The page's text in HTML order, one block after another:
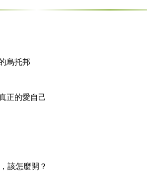
烏托邦
正的愛自己
該怎麼開？